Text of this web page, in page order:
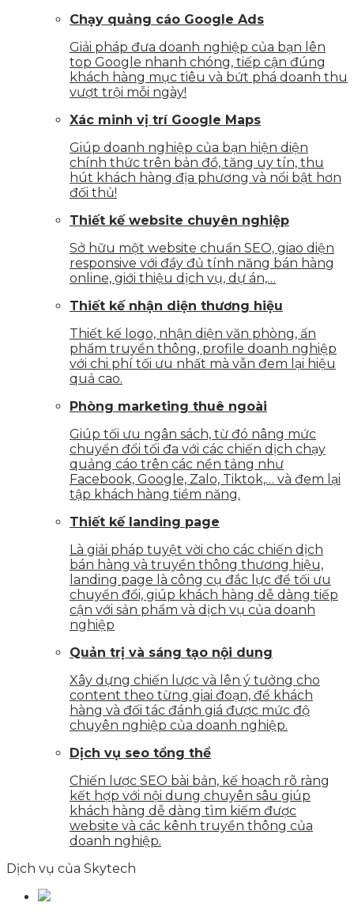
Chạy quảng cáo Google Ads
Giải pháp đưa doanh nghiệp của bạn lên
top Google nhanh chóng, tiếp cận đúng
khách hàng mục tiêu và bứt phá doanh thu
vượt trội mỗi ngày!
Xác minh vị trí Google Maps
Giúp doanh nghiệp của bạn hiện diện
chính thức trên bản đồ, tăng uy tín, thu
hút khách hàng địa phương và nổi bật hơn
đối thủ!
Thiết kế website chuyên nghiệp
Sở hữu một website chuẩn SEO, giao diện
responsive với đầy đủ tính năng bán hàng
online, giới thiệu dịch vụ, dự án,…
Thiết kế nhận diện thương hiệu
Thiết kế logo, nhận diện văn phòng, ấn
phẩm truyền thông, profile doanh nghiệp
với chi phí tối ưu nhất mà vẫn đem lại hiệu
quả cao.
Phòng marketing thuê ngoài
Giúp tối ưu ngân sách, từ đó nâng mức
chuyển đổi tối đa với các chiến dịch chạy
quảng cáo trên các nền tảng như
Facebook, Google, Zalo, Tiktok,… và đem lại
tập khách hàng tiềm năng.
Thiết kế landing page
Là giải pháp tuyệt vời cho các chiến dịch
bán hàng và truyền thông thương hiệu,
landing page là công cụ đắc lực để tối ưu
chuyển đổi, giúp khách hàng dễ dàng tiếp
cận với sản phẩm và dịch vụ của doanh
nghiệp
Quản trị và sáng tạo nội dung
Xây dựng chiến lược và lên ý tưởng cho
content theo từng giai đoạn, để khách
hàng và đối tác đánh giá được mức độ
chuyên nghiệp của doanh nghiệp.
Dịch vụ seo tổng thể
Chiến lược SEO bài bản, kế hoạch rõ ràng
kết hợp với nội dung chuyên sâu giúp
khách hàng dễ dàng tìm kiếm được
website và các kênh truyền thông của
doanh nghiệp.
Dịch vụ của Skytech